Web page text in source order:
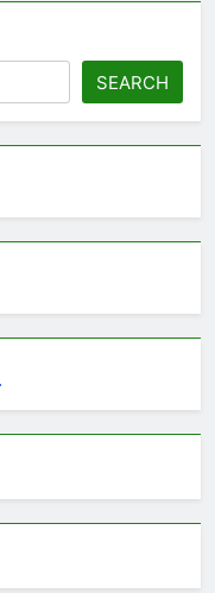
SEARCH